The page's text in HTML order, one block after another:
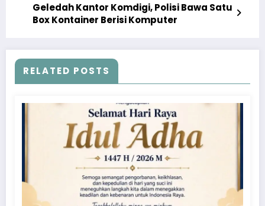
Geledah Kantor Komdigi, Polisi Bawa Satu
Box Kontainer Berisi Komputer
RELATED POSTS